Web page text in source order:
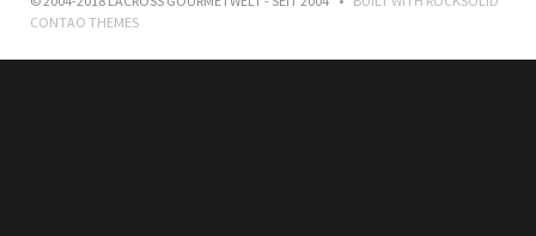
CONTAO THEMES